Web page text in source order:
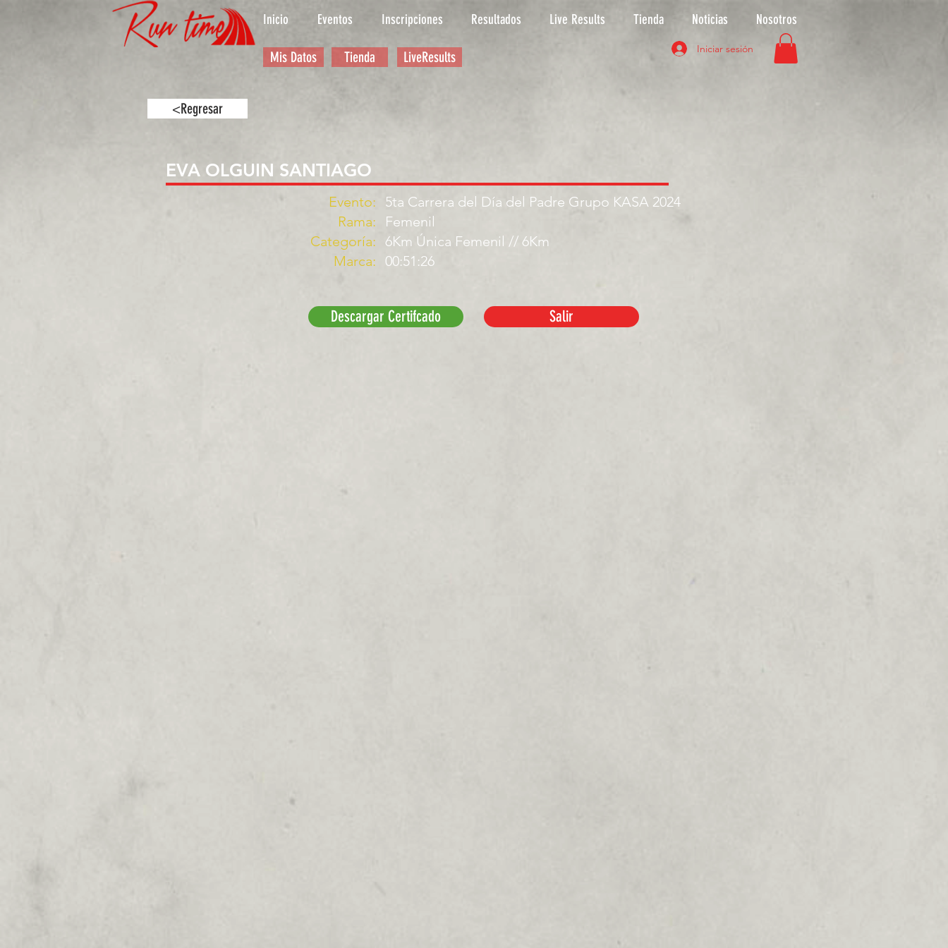
Inicio Eventos Inscripciones Resultados Live Results Tienda Noticias Nosotros
Iniciar sesión
Mis Datos Tienda LiveResults
<Regresar
EVA OLGUIN SANTIAGO
Evento:
Rama:
Categoría:
Marca:
5ta Carrera del Día del Padre Grupo KASA 2024
Femenil
6Km Única Femenil // 6Km
00:51:26
Descargar Certifcado Salir